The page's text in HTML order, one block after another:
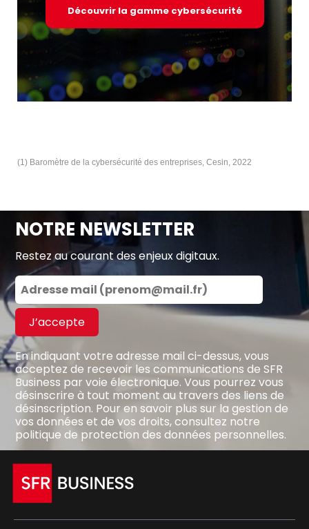
Découvrir la gamme cybersécurité
(1) Baromètre de la cybersécurité des entreprises, Cesin, 2022
NOTRE NEWSLETTER
Restez au courant des enjeux digitaux.
J’accepte
En indiquant votre adresse mail ci-dessus, vous
acceptez de recevoir les communications de SFR
Business par voie électronique. Vous pourrez vous
désinscrire à tout moment au travers des liens de
désinscription. Pour en savoir plus sur la gestion de
vos données et de vos droits, consultez notre
politique de protection des données personnelles.